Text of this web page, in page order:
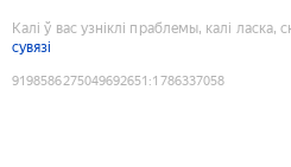
Калі ў вас узніклі праблемы, калі ласка,
сувязі
9198586275049692651 :1786337058